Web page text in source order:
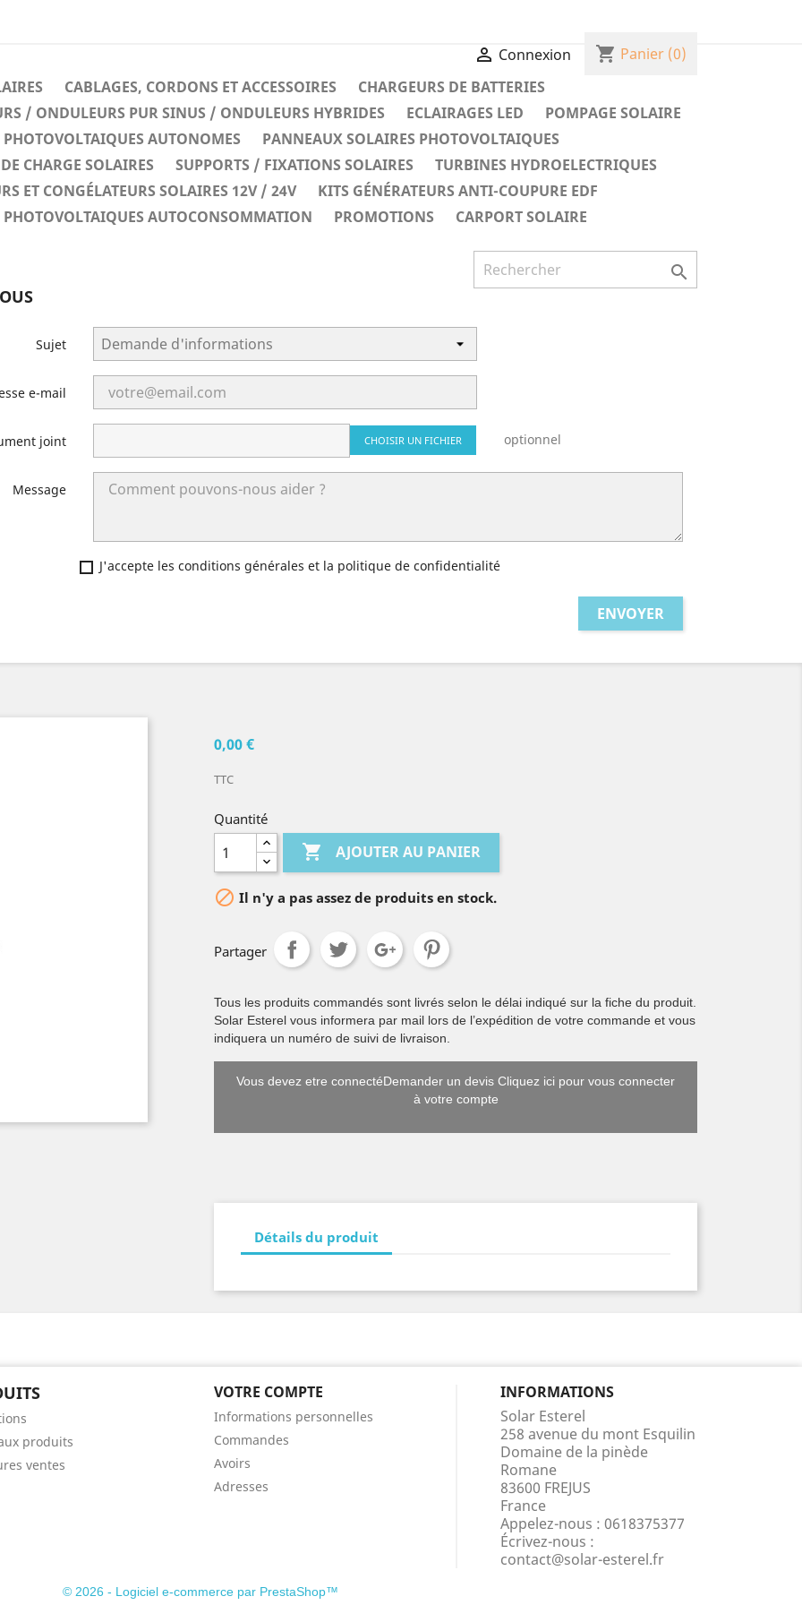
 Connexion shopping_cart Panier (0)
CABLAGES, CORDONS ET ACCESSOIRES
CHARGEURS DE BATTERIES
/ ONDULEURS PUR SINUS / ONDULEURS HYBRIDES
ECLAIRAGES LED
POMPAGE SOLAIRE
PHOTOVOLTAIQUES AUTONOMES
PANNEAUX SOLAIRES PHOTOVOLTAIQUES
CHARGE SOLAIRES
SUPPORTS / FIXATIONS SOLAIRES
TURBINES HYDROELECTRIQUES
ET CONGÉLATEURS SOLAIRES 12V / 24V
KITS GÉNÉRATEURS ANTI-COUPURE EDF
PHOTOVOLTAIQUES AUTOCONSOMMATION
PROMOTIONS CARPORT SOLAIRE

Sujet
e-mail
joint CHOISIR UN FICHIER optionnel
Message
J'accepte les conditions générales et la politique de confidentialité
0,00 €
TTC
Quantité
 AJOUTER AU PANIER
 Il n'y a pas assez de produits en stock.
Partager
Tous les produits commandés sont livrés selon le délai indiqué sur la fiche du produit.
Solar Esterel vous informera par mail lors de l’expédition de votre commande et vous
indiquera un numéro de suivi de livraison.
Vous devez etre connectéDemander un devis Cliquez ici pour vous connecter
à votre compte
Détails du produit
produits
ventes
VOTRE COMPTE
Informations personnelles
Commandes
Avoirs
Adresses
INFORMATIONS
Solar Esterel
258 avenue du mont Esquilin
Domaine de la pinède
Romane
83600 FREJUS
France
Appelez-nous : 0618375377
Écrivez-nous :
contact@solar-esterel.fr
© 2026 - Logiciel e-commerce par PrestaShop™